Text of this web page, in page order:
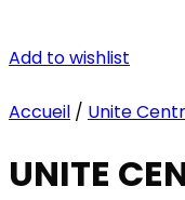
Add to wishlist
Accueil / Unite
UNITE